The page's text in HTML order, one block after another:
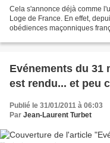
Cela s'annonce déjà comme
Loge de France. En effet,
obédiences maçonniques
Evénements du 31
est rendu... et peu
Publié le 31/01/2011 à 06:03
Par Jean-Laurent Turbet